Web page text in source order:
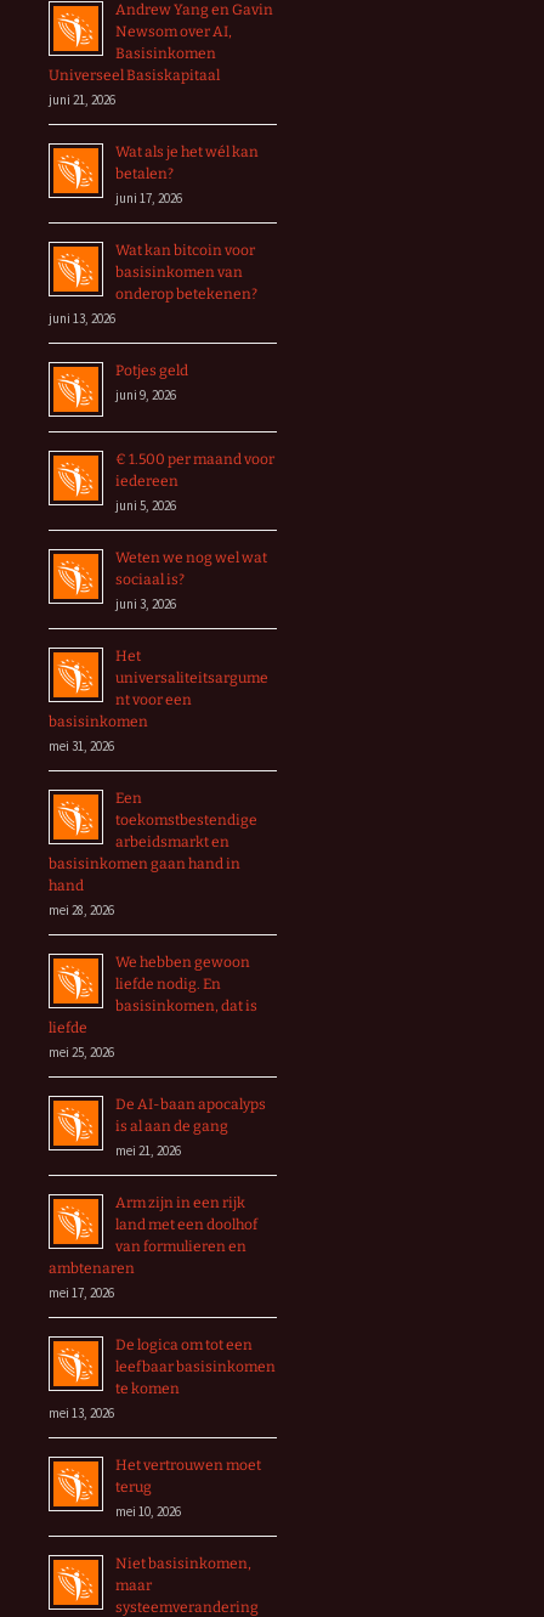
Andrew Yang en Gavin
Newsom over AI,
Basisinkomen
Universeel Basiskapitaal
juni 21, 2026
Wat als je het wél kan
betalen?
juni 17, 2026
Wat kan bitcoin voor
basisinkomen van
onderop betekenen?
juni 13, 2026
Potjes geld
juni 9, 2026
€ 1.500 per maand voor
iedereen
juni 5, 2026
Weten we nog wel wat
sociaal is?
juni 3, 2026
Het
universaliteitsargume
nt voor een
basisinkomen
mei 31, 2026
Een
toekomstbestendige
arbeidsmarkt en
basisinkomen gaan hand in
hand
mei 28, 2026
We hebben gewoon
liefde nodig. En
basisinkomen, dat is
liefde
mei 25, 2026
De AI-baan apocalyps
is al aan de gang
mei 21, 2026
Arm zijn in een rijk
land met een doolhof
van formulieren en
ambtenaren
mei 17, 2026
De logica om tot een
leefbaar basisinkomen
te komen
mei 13, 2026
Het vertrouwen moet
terug
mei 10, 2026
Niet basisinkomen,
maar
systeemverandering